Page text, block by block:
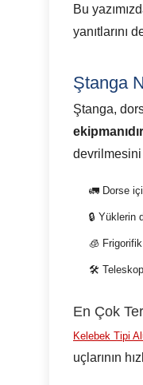
Bu
yanıtlarını
Ştanga
Ştanga,
ekipmanıdır
devrilmesini
🚛 Dorse
🔒 Yüklerin
🧊
🛠️
En Çok
Kelebek Tipi
uçlarının